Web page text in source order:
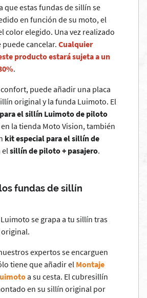
que estas fundas de sillín se
en función de su moto, el
color elegido. Una vez realizado
cancelar. Cualquier
producto estará sujeta a un
.
puede añadir una placa
original y la funda Luimoto. El
el sillín Luimoto de piloto
la tienda Moto Vision, también
kit especial para el sillín de
elsillín de piloto + pasajero.
fundas de sillín
se grapa a tu sillín tras
expertos se encarguen
tiene que añadir el Montaje
a su cesta. El cubresillín
en su sillín original por